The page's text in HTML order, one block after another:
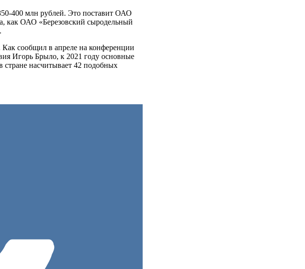
400 млн рублей. Это поставит ОАО
как ОАО «Березовский сыродельный
сообщил в апреле на конференции
Игорь Брыло, к 2021 году основные
стране насчитывает 42 подобных